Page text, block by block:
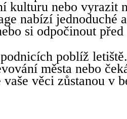
kulturu nebo vyrazit
nabízí jednoduché
si odpočinout před
poblíž
města nebo
věci zůstanou v